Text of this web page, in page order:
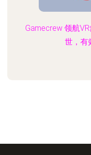
Gamecrew 领航
世，有